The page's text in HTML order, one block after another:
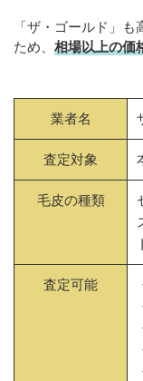
「ザ・ゴールド」
ため、 相場以上の価
業者名
査定対象
毛皮の種類
査定可能